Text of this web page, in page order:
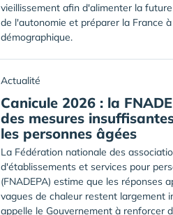
vieillissement afin d'alimenter la
de l'autonomie et préparer la France
démographique.
Actualité
Canicule 2026 : la
des mesures
les personnes âgées
La Fédération nationale des
d'établissements et services pour
(FNADEPA) estime que les réponses
vagues de chaleur restent largement
appelle le Gouvernement à renforcer